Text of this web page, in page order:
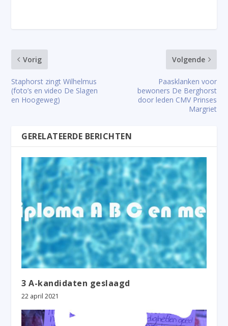
Vorig
Staphorst zingt Wilhelmus
(foto’s en video De Slagen
en Hoogeweg)
Volgende
Paasklanken voor
bewoners De Berghorst
door leden CMV Prinses
Margriet
GERELATEERDE BERICHTEN
3 A-kandidaten geslaagd
22 april 2021